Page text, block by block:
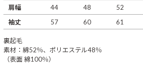
肩幅
44 48 52
袖丈
57 60 61
裏起毛
素材：綿52％、ポリエステル48％
（表面 綿100％）